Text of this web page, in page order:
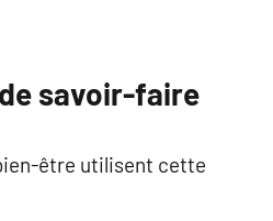
savoir-faire
être utilisent cette